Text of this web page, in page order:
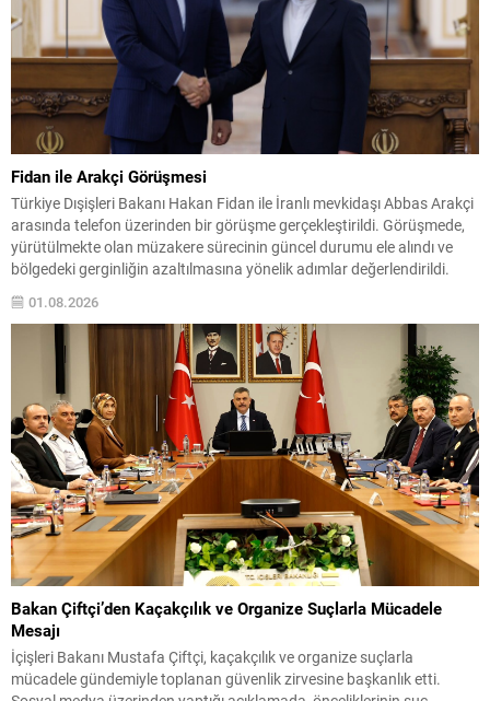
Fidan ile Arakçi Görüşmesi
Türkiye Dışişleri Bakanı Hakan Fidan ile İranlı mevkidaşı Abbas Arakçi
arasında telefon üzerinden bir görüşme gerçekleştirildi. Görüşmede,
yürütülmekte olan müzakere sürecinin güncel durumu ele alındı ve
bölgedeki gerginliğin azaltılmasına yönelik adımlar değerlendirildi.
sağlanması için aktif bir rol oynamaya devam edeceğini vurguladı.
01.08.2026
Bakan Çiftçi’den Kaçakçılık ve Organize Suçlarla Mücadele
Mesajı
İçişleri Bakanı Mustafa Çiftçi, kaçakçılık ve organize suçlarla
mücadele gündemiyle toplanan güvenlik zirvesine başkanlık etti.